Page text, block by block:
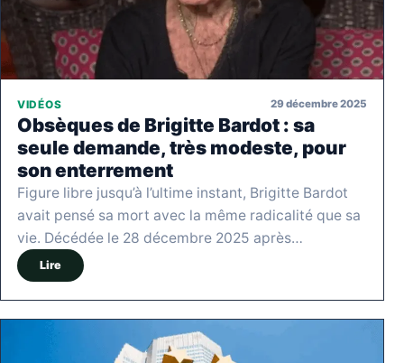
VIDÉOS 29 décembre 2025
Obsèques de Brigitte Bardot : sa
seule demande, très modeste, pour
son enterrement
Figure libre jusqu’à l’ultime instant, Brigitte Bardot
avait pensé sa mort avec la même radicalité que sa
vie. Décédée le 28 décembre 2025 après…
Lire